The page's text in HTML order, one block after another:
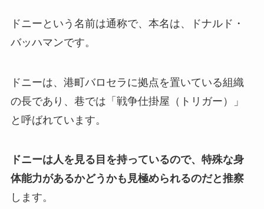
ドニーという名前は通称で、本名は、ドナルド・
バッハマンです。
ドニーは、港町バロセラに拠点を置いている組織
の長であり、巷では「戦争仕掛屋（トリガー）」
と呼ばれています。
ドニーは人を見る目を持っているので、特殊な身
体能力があるかどうかも見極められるのだと推察
します。